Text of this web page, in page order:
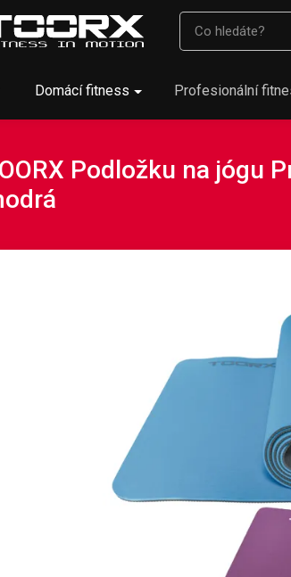
Domácí fitness Profesionální
Podložku na jógu